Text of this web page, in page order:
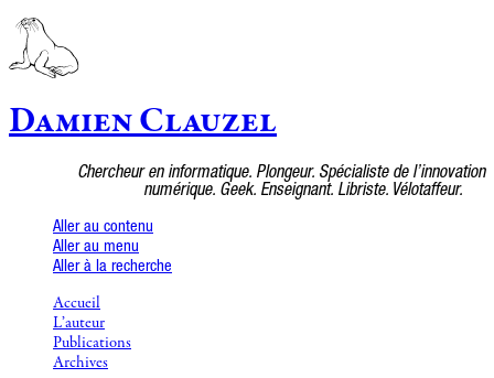
Damien Clauzel
Chercheur en informatique. Plongeur. Spécialiste de l’innovation
numérique. Geek. Enseignant. Libriste. Vélotaffeur.
Aller au contenu
Aller au menu
Aller à la recherche
Accueil
L’auteur
Publications
Archives